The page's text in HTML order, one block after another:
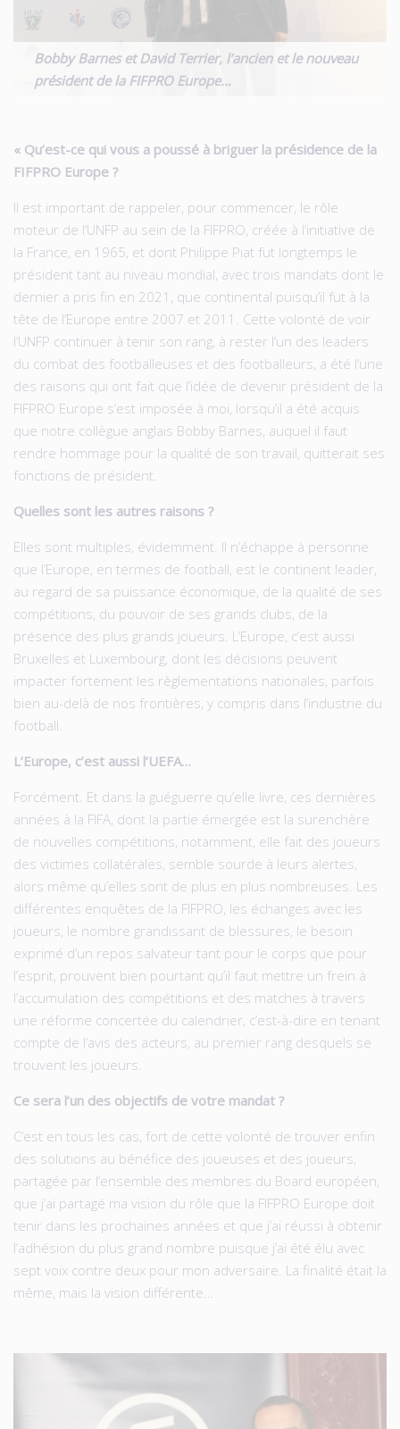
Bobby Barnes et David Terrier, l’ancien et le nouveau
président de la FIFPRO Europe…
« Qu’est-ce qui vous a poussé à briguer la présidence de la
FIFPRO Europe ?
Il est important de rappeler, pour commencer, le rôle
moteur de l’UNFP au sein de la FIFPRO, créée à l’initiative de
la France, en 1965, et dont Philippe Piat fut longtemps le
président tant au niveau mondial, avec trois mandats dont le
dernier a pris fin en 2021, que continental puisqu’il fut à la
tête de l’Europe entre 2007 et 2011. Cette volonté de voir
l’UNFP continuer à tenir son rang, à rester l’un des leaders
du combat des footballeuses et des footballeurs, a été l’une
des raisons qui ont fait que l’idée de devenir président de la
FIFPRO Europe s’est imposée à moi, lorsqu’il a été acquis
que notre collègue anglais Bobby Barnes, auquel il faut
rendre hommage pour la qualité de son travail, quitterait ses
fonctions de président.
Quelles sont les autres raisons ?
Elles sont multiples, évidemment. Il n’échappe à personne
que l’Europe, en termes de football, est le continent leader,
au regard de sa puissance économique, de la qualité de ses
compétitions, du pouvoir de ses grands clubs, de la
présence des plus grands joueurs. L’Europe, c’est aussi
Bruxelles et Luxembourg, dont les décisions peuvent
impacter fortement les règlementations nationales, parfois
bien au-delà de nos frontières, y compris dans l’industrie du
football.
L’Europe, c’est aussi l’UEFA…
Forcément. Et dans la guéguerre qu’elle livre, ces dernières
années à la FIFA, dont la partie émergée est la surenchère
de nouvelles compétitions, notamment, elle fait des joueurs
des victimes collatérales, semble sourde à leurs alertes,
alors même qu’elles sont de plus en plus nombreuses. Les
différentes enquêtes de la FIFPRO, les échanges avec les
joueurs, le nombre grandissant de blessures, le besoin
exprimé d’un repos salvateur tant pour le corps que pour
l’esprit, prouvent bien pourtant qu’il faut mettre un frein à
l’accumulation des compétitions et des matches à travers
une réforme concertée du calendrier, c’est-à-dire en tenant
compte de l’avis des acteurs, au premier rang desquels se
trouvent les joueurs.
Ce sera l’un des objectifs de votre mandat ?
C’est en tous les cas, fort de cette volonté de trouver enfin
des solutions au bénéfice des joueuses et des joueurs,
partagée par l’ensemble des membres du Board européen,
que j’ai partagé ma vision du rôle que la FIFPRO Europe doit
tenir dans les prochaines années et que j’ai réussi à obtenir
l’adhésion du plus grand nombre puisque j’ai été élu avec
sept voix contre deux pour mon adversaire. La finalité était la
même, mais la vision différente…